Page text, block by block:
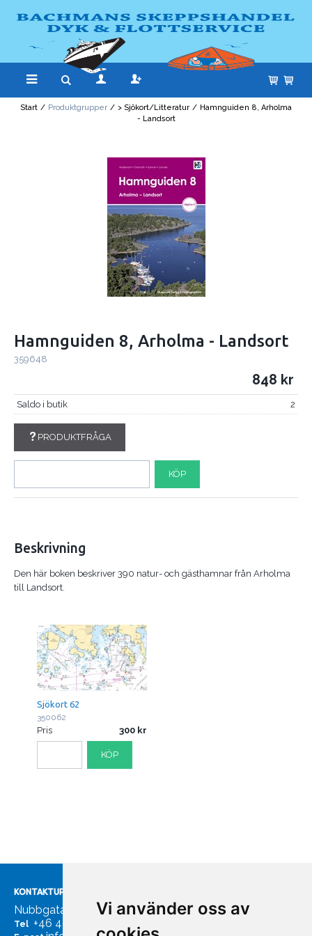
Vi använder oss av
Start / Produktgrupper / > Sjökort/Litteratur / Hamnguiden 8, Arholma
- Landsort
Hamnguiden 8, Arholma - Landsort
359648
848
Saldo i butik 2
PRODUKTFRÅGA
KÖP
Beskrivning
Den här boken beskriver 390 natur- och gästhamnar från Arholma
till Landsort.
Sjökort 62
350062
Pris 300
KÖP
KONTAKTUPPGIFTER
Nubbgatan 7, 211 24 Malmö
Tel +46 40185561